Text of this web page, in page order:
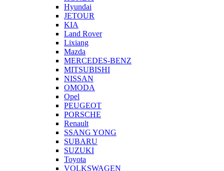
Hyundai
JETOUR
KIA
Land Rover
Lixiang
Mazda
MERCEDES-BENZ
MITSUBISHI
NISSAN
OMODA
Opel
PEUGEOT
PORSCHE
Renault
SSANG YONG
SUBARU
SUZUKI
Toyota
VOLKSWAGEN